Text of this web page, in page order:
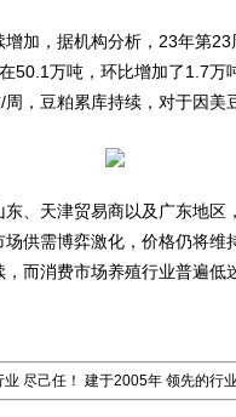
，据机构分析，23年第23
50.1万吨，环比增加了1.7万
，豆粕累库持续，对于因美
天津贸易商以及广东地区
供需博弈激化，价格仍将维
而消费市场养殖行业普遍
尽己任！ 建于2005年 领先的行